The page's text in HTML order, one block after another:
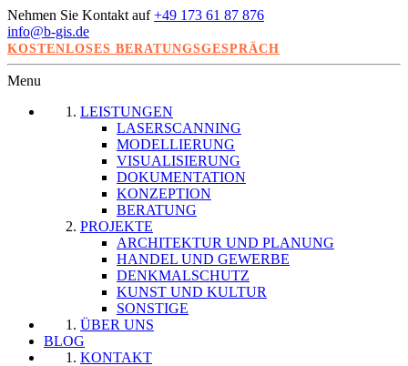
Nehmen Sie Kontakt auf+49 173 61 87 876
info@b-gis.de
KOSTENLOSES BERATUNGSGESPRÄCH
Menu
LEISTUNGEN
LASERSCANNING
MODELLIERUNG
VISUALISIERUNG
DOKUMENTATION
KONZEPTION
BERATUNG
PROJEKTE
ARCHITEKTUR UND PLANUNG
HANDEL UND GEWERBE
DENKMALSCHUTZ
KUNST UND KULTUR
SONSTIGE
ÜBER UNS
BLOG
KONTAKT